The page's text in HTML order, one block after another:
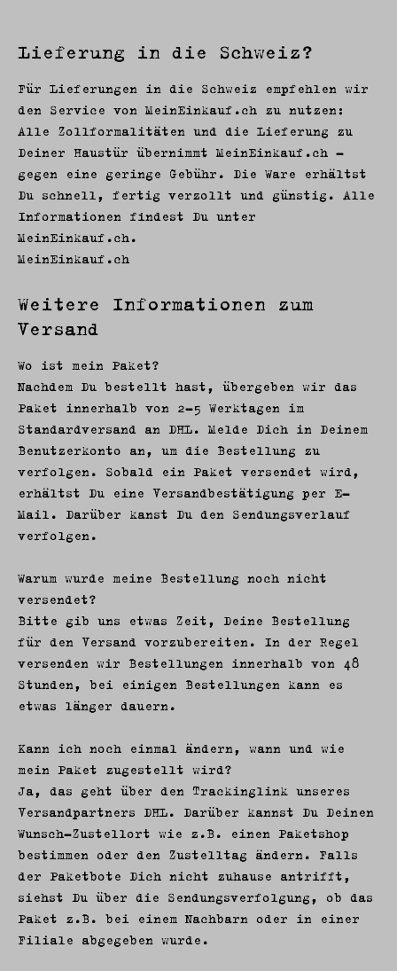
Lieferung in die Schweiz?
Für Lieferungen in die Schweiz empfehlen wir
den Service von MeinEinkauf.ch zu nutzen:
Alle Zollformalitäten und die Lieferung zu
Deiner Haustür übernimmt MeinEinkauf.ch –
gegen eine geringe Gebühr. Die Ware erhältst
Du schnell, fertig verzollt und günstig. Alle
Informationen findest Du unter
MeinEinkauf.ch.
MeinEinkauf.ch
Weitere Informationen zum
Versand
Wo ist mein Paket?
Nachdem Du bestellt hast, übergeben wir das
Paket innerhalb von 2-5 Werktagen im
Standardversand an DHL. Melde Dich in Deinem
Benutzerkonto an, um die Bestellung zu
verfolgen. Sobald ein Paket versendet wird,
erhältst Du eine Versandbestätigung per E-
Mail. Darüber kanst Du den Sendungsverlauf
verfolgen.
Warum wurde meine Bestellung noch nicht
versendet?
Bitte gib uns etwas Zeit, Deine Bestellung
für den Versand vorzubereiten. In der Regel
versenden wir Bestellungen innerhalb von 48
Stunden, bei einigen Bestellungen kann es
etwas länger dauern.
Kann ich noch einmal ändern, wann und wie
mein Paket zugestellt wird?
Ja, das geht über den Trackinglink unseres
Versandpartners DHL. Darüber kannst Du Deinen
Wunsch-Zustellort wie z.B. einen Paketshop
bestimmen oder den Zustelltag ändern. Falls
der Paketbote Dich nicht zuhause antrifft,
siehst Du über die Sendungsverfolgung, ob das
Paket z.B. bei einem Nachbarn oder in einer
Filiale abgegeben wurde.